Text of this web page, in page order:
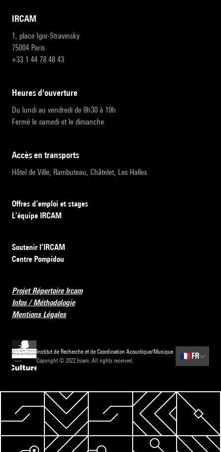
IRCAM
1, place Igor-Stravinsky
75004 Paris
+33 1 44 78 48 43
heures d'ouverture
Du lundi au vendredi de 9h30 à 19h
Fermé le samedi et le dimanche
accès en transports
Hôtel de Ville, Rambuteau, Châtelet, Les Halles
Offres d’emploi et stages
L’équipe IRCAM
Soutenir l’IRCAM
Centre Pompidou
Projet Répertoire Ircam
Infos / Méthodologie
Mentions Légales
Institut de Recherche et de Coordination Acoustique/Musique
Copyright © 2022 Ircam. All rights reserved.
🇫🇷 FR